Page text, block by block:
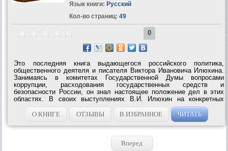
Язык книги: Русский
Кол-во страниц: 49
0
Это последняя книга выдающегося российского политика,
общественного деятеля и писателя Виктора Ивановича Илюхина.
Занимаясь в комитетах Государственной Думы вопросами
коррупции, расходования государственных средств и
безопасности России, он знал настоящее положение дел в этих
областях. В своих выступлениях В.И. Илюхин на конкретных
примерах и цифрах доказывал, что правительство В.В. Путина
довело страну до глубокого кризиса и...
О КНИГЕ ОТЗЫВЫ В ИЗБРАННОЕ ЧИТАТЬ
Вперед